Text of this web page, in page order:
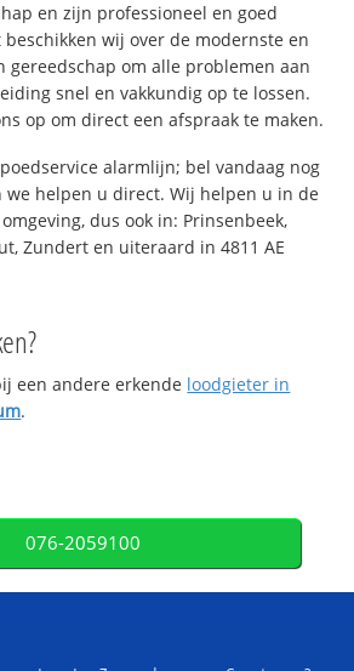
en zijn professioneel en goed
wij over de modernste en
gereedschap om alle problemen aan
snel en vakkundig op te lossen.
op om direct een afspraak te maken.
alarmlijn; bel vandaag nog
we helpen u direct. Wij helpen u in de
dus ook in: Prinsenbeek,
Zundert en uiteraard in 4811 AE
een andere erkende loodgieter in
.
076-2059100